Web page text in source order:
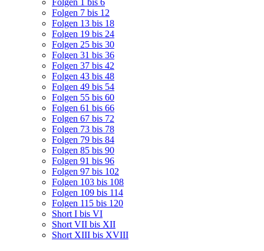
Folgen 1 bis 6
Folgen 7 bis 12
Folgen 13 bis 18
Folgen 19 bis 24
Folgen 25 bis 30
Folgen 31 bis 36
Folgen 37 bis 42
Folgen 43 bis 48
Folgen 49 bis 54
Folgen 55 bis 60
Folgen 61 bis 66
Folgen 67 bis 72
Folgen 73 bis 78
Folgen 79 bis 84
Folgen 85 bis 90
Folgen 91 bis 96
Folgen 97 bis 102
Folgen 103 bis 108
Folgen 109 bis 114
Folgen 115 bis 120
Short I bis VI
Short VII bis XII
Short XIII bis XVIII